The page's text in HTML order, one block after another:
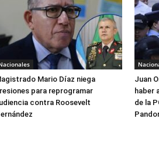
Mario Díaz niega
para reprogramar
contra Roosevelt
Juan
haber
de la